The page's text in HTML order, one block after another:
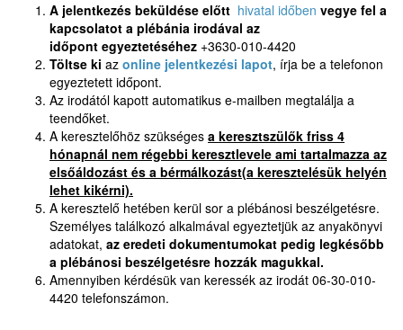
A jelentkezés beküldése előtt hivatal időben vegye fel a
kapcsolatot a plébánia irodával az
időpont egyeztetéséhez +3630-010-4420
Töltse ki az online jelentkezési lapot, írja be a telefonon
egyeztetett időpont.
Az irodától kapott automatikus e-mailben megtalálja a
teendőket.
A keresztelőhöz szükséges a keresztszülők friss 4
hónapnál nem régebbi keresztlevele ami tartalmazza az
elsőáldozást és a bérmálkozást(a keresztelésük helyén
lehet kikérni).
A keresztelő hetében kerül sor a plébánosi beszélgetésre.
Személyes találkozó alkalmával egyeztetjük az anyakönyvi
adatokat, az eredeti dokumentumokat pedig legkésőbb
a plébánosi beszélgetésre hozzák magukkal.
Amennyiben kérdésük van keressék az irodát 06-30-010-
4420 telefonszámon.